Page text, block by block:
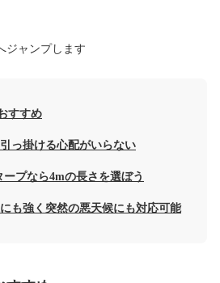
ジャンプします
すすめ
っ掛ける心配がいらない
プなら4mの長さを選ぼう
も強く突然の悪天候にも対応可能